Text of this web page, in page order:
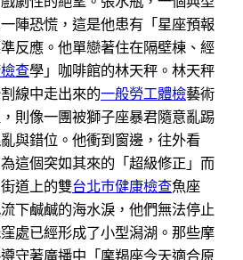
陣恐慌，這是他患有「星座預報
反應。他單戀著住在隔壁棟、經
查學」咖啡館的林天秤。林天秤
線中走出來的一般勞工體檢藝術
則像一團被獅子座暴君隨意亂踢
與錯位。他衝到窗邊，往外看
這個突如其來的「超級修正」而
道上的雙台北巿健康檢查魚座
下鹹鹹的海水淚，他們無法停止
處已經形成了小型潟湖。那些摩
守著廣播中「摩羯座今天適合原